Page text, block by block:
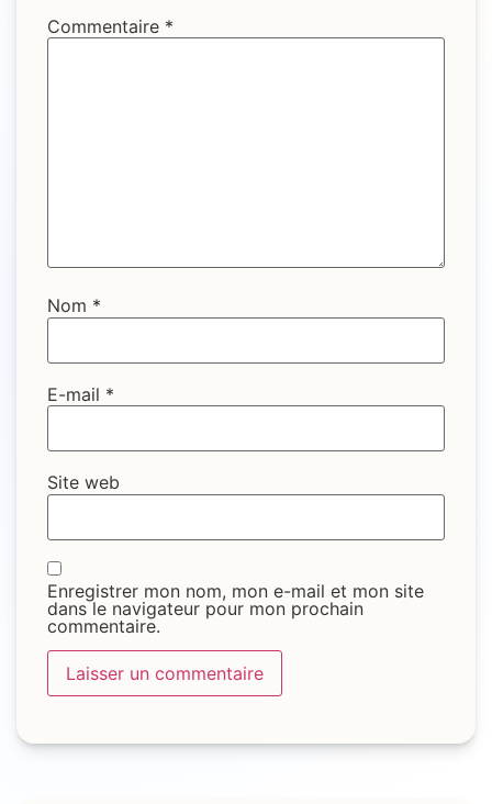
Commentaire *
Nom *
E-mail *
Site web
Enregistrer mon nom, mon e-mail et mon site
dans le navigateur pour mon prochain
commentaire.